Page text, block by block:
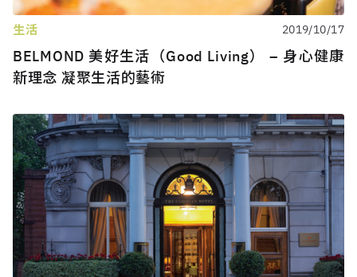
生活 2019/10/17
BELMOND 美好生活（Good Living） – 身心健康
新理念 凝聚生活的藝術